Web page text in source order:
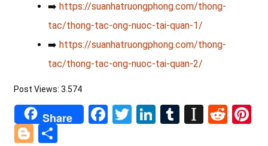
➡️ https://suanhatruongphong.com/thong-
tac/thong-tac-ong-nuoc-tai-quan-1/
➡️ https://suanhatruongphong.com/thong-
tac/thong-tac-ong-nuoc-tai-quan-2/
Post Views: 3.574
Share Facebook
TwitterLinkedIn
Tumblr
Blogger